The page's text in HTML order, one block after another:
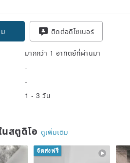
ติดต่อดีไซเนอร์
มากกว่า 1 อาทิตย์ที่ผ่านมา
-
-
1 - 3 วัน
สตูดิโอ ดูเพิ่มเติม
จัดส่งฟรี